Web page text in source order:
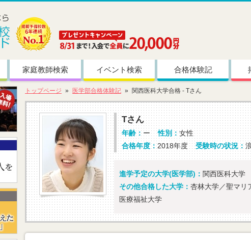
家庭教師検索 イベント検索 合格体験記
トップページ 医学部合格体験記 関西医科大学合格 - Tさん
Tさん
年齢： ー 性別： 女性
合格年度：2018年度 受験時の状況：
進学予定の大学(医学部)： 関西医科大学
その他合格した大学： 杏林大学／聖マリ
医療福祉大学